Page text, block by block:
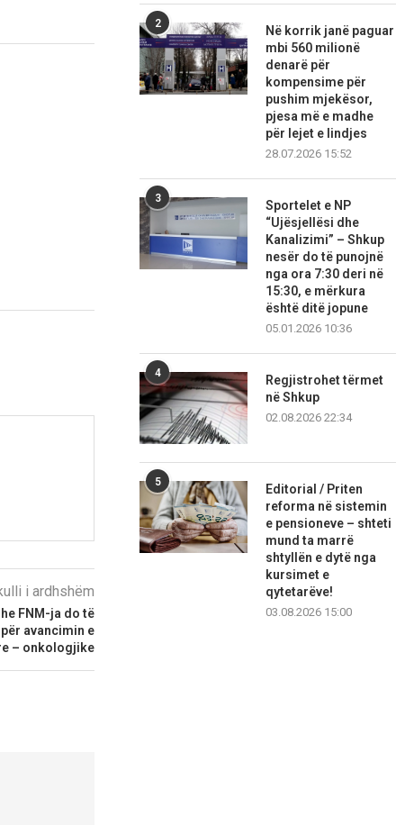
i ardhshëm
FNM-ja do të
avancimin e
– onkologjike
2
Në korrik janë paguar
mbi 560 milionë
denarë për
kompensime për
pushim mjekësor,
pjesa më e madhe
për lejet e lindjes
28.07.2026 15:52
3
Sportelet e NP
“Ujësjellësi dhe
Kanalizimi” – Shkup
nesër do të punojnë
nga ora 7:30 deri në
15:30, e mërkura
është ditë jopune
05.01.2026 10:36
4
Regjistrohet tërmet
në Shkup
02.08.2026 22:34
5
Editorial / Priten
reforma në sistemin
e pensioneve – shteti
mund ta marrë
shtyllën e dytë nga
kursimet e
qytetarëve!
03.08.2026 15:00